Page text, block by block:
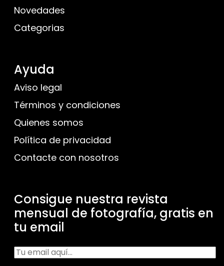
Novedades
Categorias
Ayuda
Aviso legal
Términos y condiciones
Quienes somos
Política de privacidad
Contacte con nosotros
Consigue nuestra revista
mensual de fotografía, gratis en
tu email